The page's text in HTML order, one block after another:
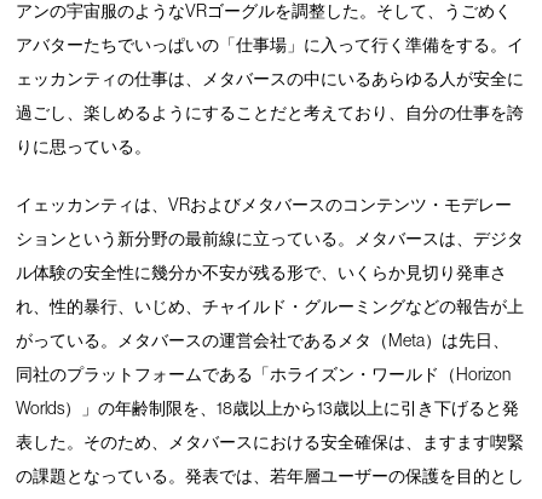
アンの宇宙服のようなVRゴーグルを調整した。そして、うごめく
アバターたちでいっぱいの「仕事場」に入って行く準備をする。イ
ェッカンティの仕事は、メタバースの中にいるあらゆる人が安全に
過ごし、楽しめるようにすることだと考えており、自分の仕事を誇
りに思っている。
イェッカンティは、VRおよびメタバースのコンテンツ・モデレー
ションという新分野の最前線に立っている。メタバースは、デジタ
ル体験の安全性に幾分か不安が残る形で、いくらか見切り発車さ
れ、性的暴行、いじめ、チャイルド・グルーミングなどの報告が上
がっている。メタバースの運営会社であるメタ（Meta）は先日、
同社のプラットフォームである「ホライズン・ワールド（Horizon
Worlds）」の年齢制限を、18歳以上から13歳以上に引き下げると発
表した。そのため、メタバースにおける安全確保は、ますます喫緊
の課題となっている。発表では、若年層ユーザーの保護を目的とし